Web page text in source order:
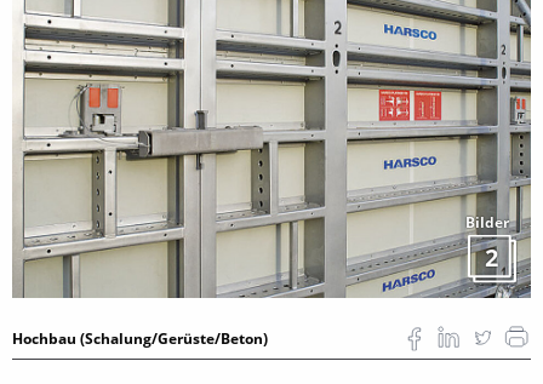
Bilder
2
Hochbau (Schalung/Gerüste/Beton)